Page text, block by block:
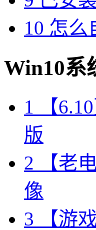
10 怎么
Win10系
1 【
版
2 【老
像
3 【游